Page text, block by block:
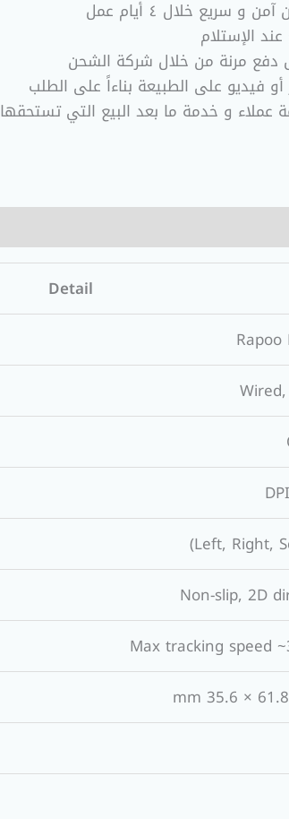
و سريع خلال ٤ أيام عمل
الإستلام
دفع مرنة من خلال شركة الشحن
فيديو على الطبيعة بناءاً على الطلب
عملاء و خدمة ما بعد البيع التي تستحقها
Detail
Rapoo
Wired,
Non-slip, 2D
Max tracking speed